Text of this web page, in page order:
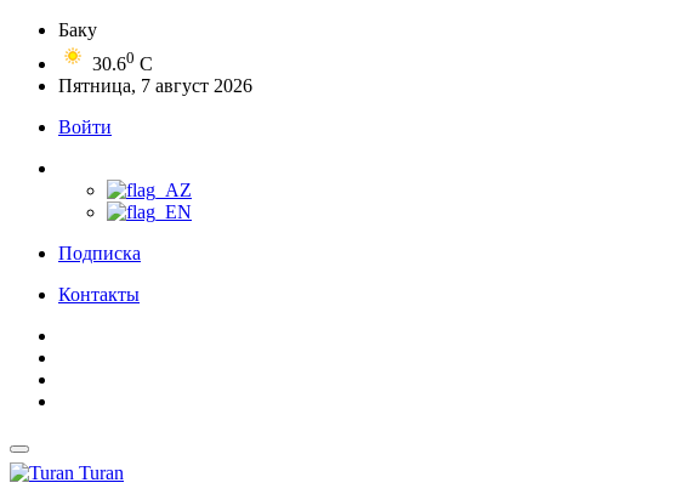
Баку
30.60 C
Пятница, 7 август 2026
Войти
Подписка
Контакты
Turan